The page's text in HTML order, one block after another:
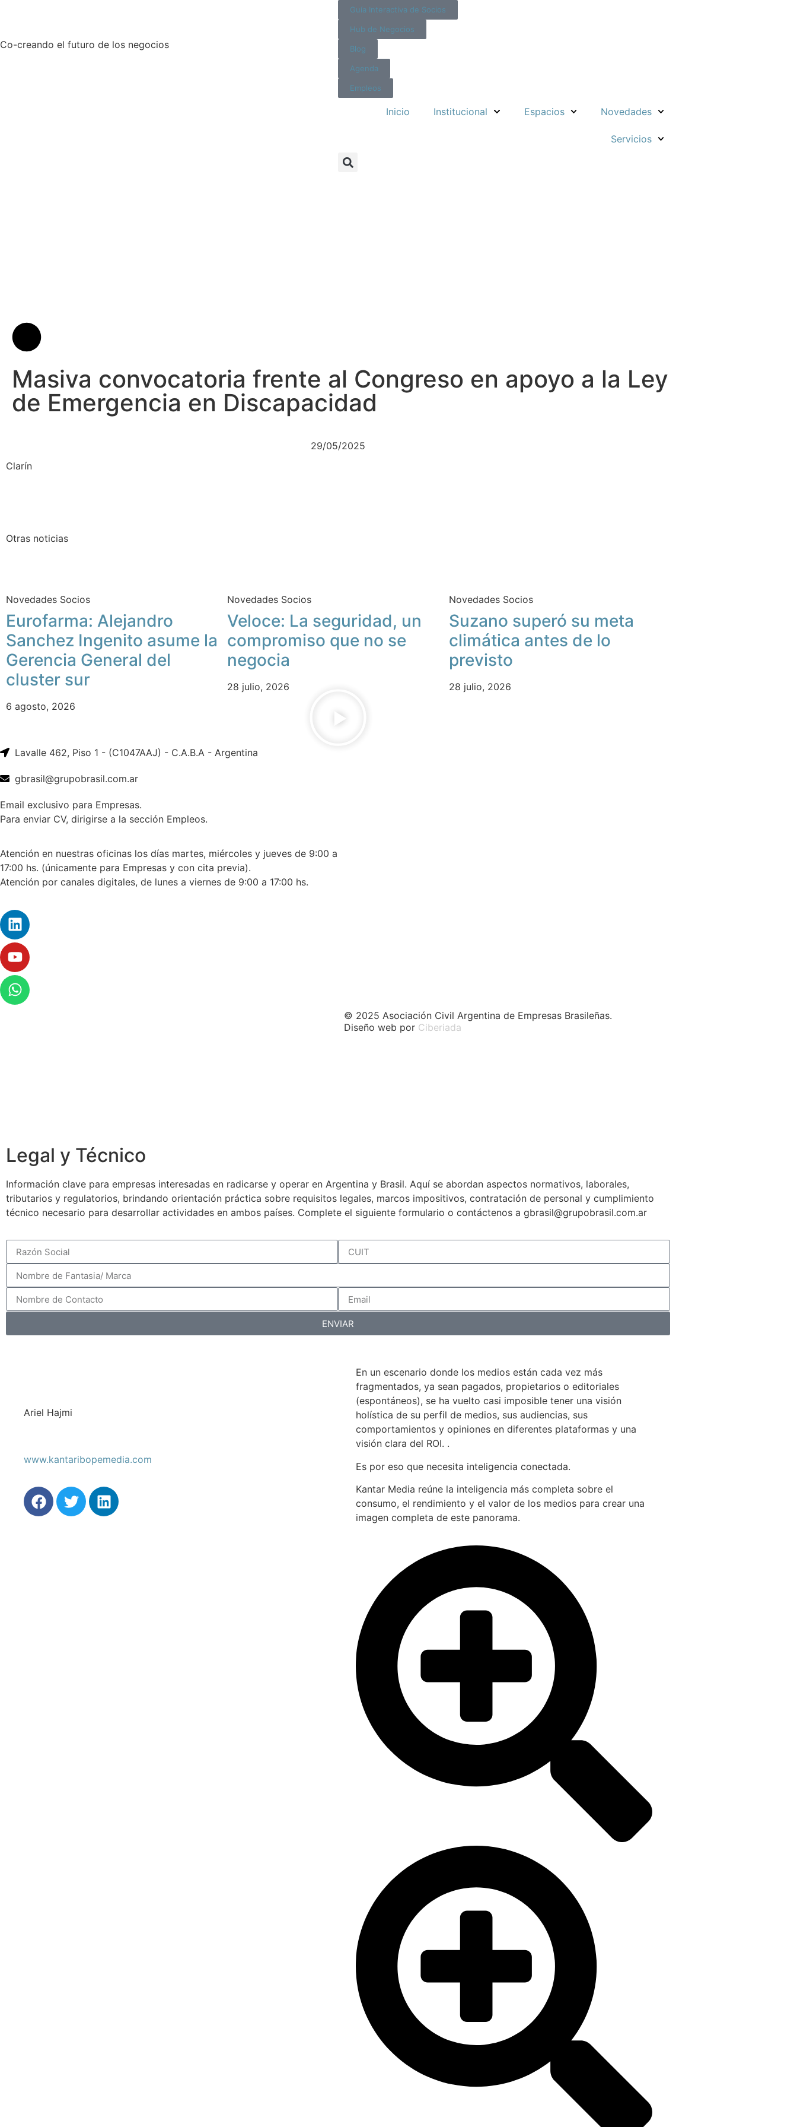
Co-creando el futuro de los negocios
Guía Interactiva de Socios
Hub de Negocios
Blog
Agenda
Empleos
Inicio Institucional Espacios Novedades
Servicios
Masiva convocatoria frente al Congreso en apoyo a la Ley
de Emergencia en Discapacidad
29/05/2025
Clarín
Otras noticias
Novedades Socios
Eurofarma: Alejandro
Sanchez Ingenito asume la
Gerencia General del
cluster sur
6 agosto, 2026
Novedades Socios
Veloce: La seguridad, un
compromiso que no se
negocia
28 julio, 2026
Novedades Socios
Suzano superó su meta
climática antes de lo
previsto
28 julio, 2026
Lavalle 462, Piso 1 - (C1047AAJ) - C.A.B.A - Argentina
gbrasil@grupobrasil.com.ar
Email exclusivo para Empresas.
Para enviar CV, dirigirse a la sección Empleos.
Atención en nuestras oficinas los días martes, miércoles y jueves de 9:00 a
17:00 hs. (únicamente para Empresas y con cita previa).
Atención por canales digitales, de lunes a viernes de 9:00 a 17:00 hs.
© 2025 Asociación Civil Argentina de Empresas Brasileñas.
Diseño web por Ciberiada
Legal y Técnico
Información clave para empresas interesadas en radicarse y operar en Argentina y Brasil. Aquí se abordan aspectos normativos, laborales,
tributarios y regulatorios, brindando orientación práctica sobre requisitos legales, marcos impositivos, contratación de personal y cumplimiento
técnico necesario para desarrollar actividades en ambos países. Complete el siguiente formulario o contáctenos a gbrasil@grupobrasil.com.ar
ENVIAR
Ariel Hajmi
www.kantaribopemedia.com
En un escenario donde los medios están cada vez más
fragmentados, ya sean pagados, propietarios o editoriales
(espontáneos), se ha vuelto casi imposible tener una visión
holística de su perfil de medios, sus audiencias, sus
comportamientos y opiniones en diferentes plataformas y una
visión clara del ROI. .
Es por eso que necesita inteligencia conectada.
Kantar Media reúne la inteligencia más completa sobre el
consumo, el rendimiento y el valor de los medios para crear una
imagen completa de este panorama.